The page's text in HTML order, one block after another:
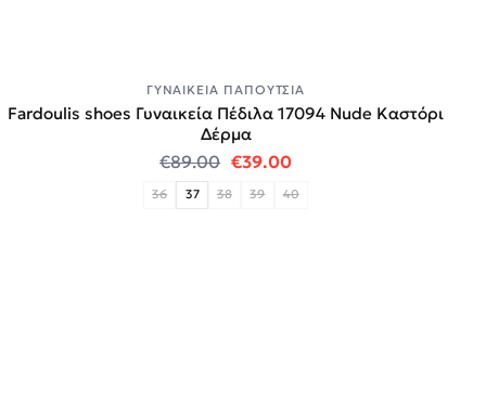
ΓΥΝΑΙΚΕΊΑ ΠΑΠΟΎΤΣΙΑ
Fardoulis shoes Γυναικεία Πέδιλα 17094 Nude Καστόρι
Δέρμα
€89.00 Original price was: €89.00.
€39.00Η τρέχουσα τιμή
36 37 38 39 40